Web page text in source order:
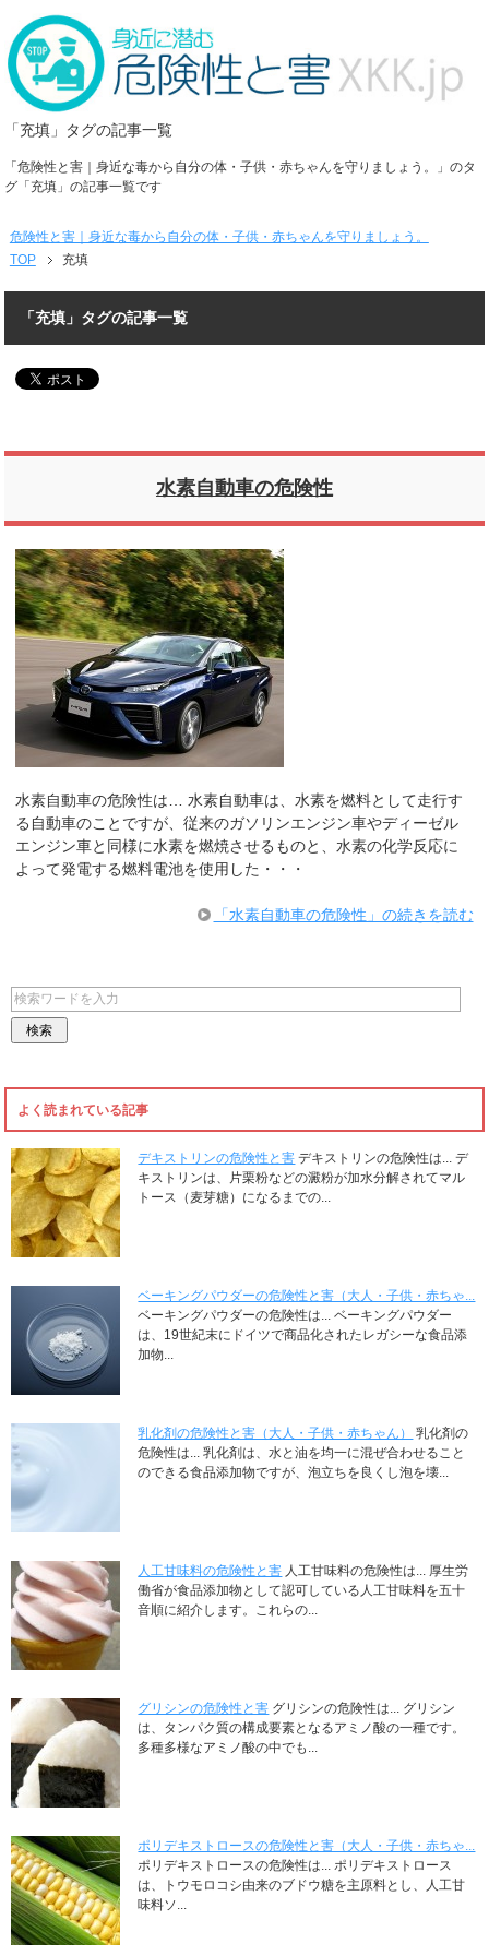
「充填」タグの記事一覧
「危険性と害｜身近な毒から自分の体・子供・赤ちゃんを守りましょう。」のタ
グ「充填」の記事一覧です
危険性と害｜身近な毒から自分の体・子供・赤ちゃんを守りましょう。
TOP
充填
「充填」タグの記事一覧
水素自動車の危険性
水素自動車の危険性は… 水素自動車は、水素を燃料として走行す
る自動車のことですが、従来のガソリンエンジン車やディーゼル
エンジン車と同様に水素を燃焼させるものと、水素の化学反応に
よって発電する燃料電池を使用した・・・
「水素自動車の危険性」の続きを読む
よく読まれている記事
デキストリンの危険性と害 デキストリンの危険性は... デ
キストリンは、片栗粉などの澱粉が加水分解されてマル
トース（麦芽糖）になるまでの...
ベーキングパウダーの危険性と害（大人・子供・赤ちゃ...
ベーキングパウダーの危険性は... ベーキングパウダー
は、19世紀末にドイツで商品化されたレガシーな食品添
加物...
乳化剤の危険性と害（大人・子供・赤ちゃん）
乳化剤の
危険性は... 乳化剤は、水と油を均一に混ぜ合わせること
のできる食品添加物ですが、泡立ちを良くし泡を壊...
人工甘味料の危険性と害 人工甘味料の危険性は... 厚生労
働省が食品添加物として認可している人工甘味料を五十
音順に紹介します。これらの...
グリシンの危険性と害 グリシンの危険性は... グリシン
は、タンパク質の構成要素となるアミノ酸の一種です。
多種多様なアミノ酸の中でも...
ポリデキストロースの危険性と害（大人・子供・赤ちゃ...
ポリデキストロースの危険性は... ポリデキストロース
は、トウモロコシ由来のブドウ糖を主原料とし、人工甘
味料ソ...